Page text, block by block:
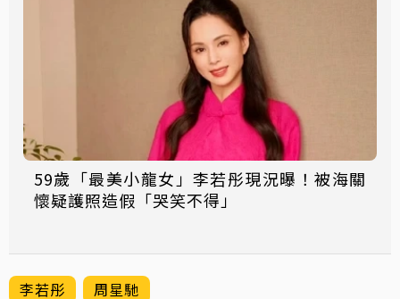
59歲「最美小龍女」李若彤現況曝！被海關
懷疑護照造假「哭笑不得」
李若彤 周星馳